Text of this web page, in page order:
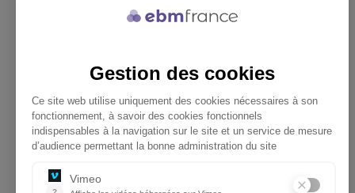
connaissances médicales gratuite
adaptée à la pratique de la médecine